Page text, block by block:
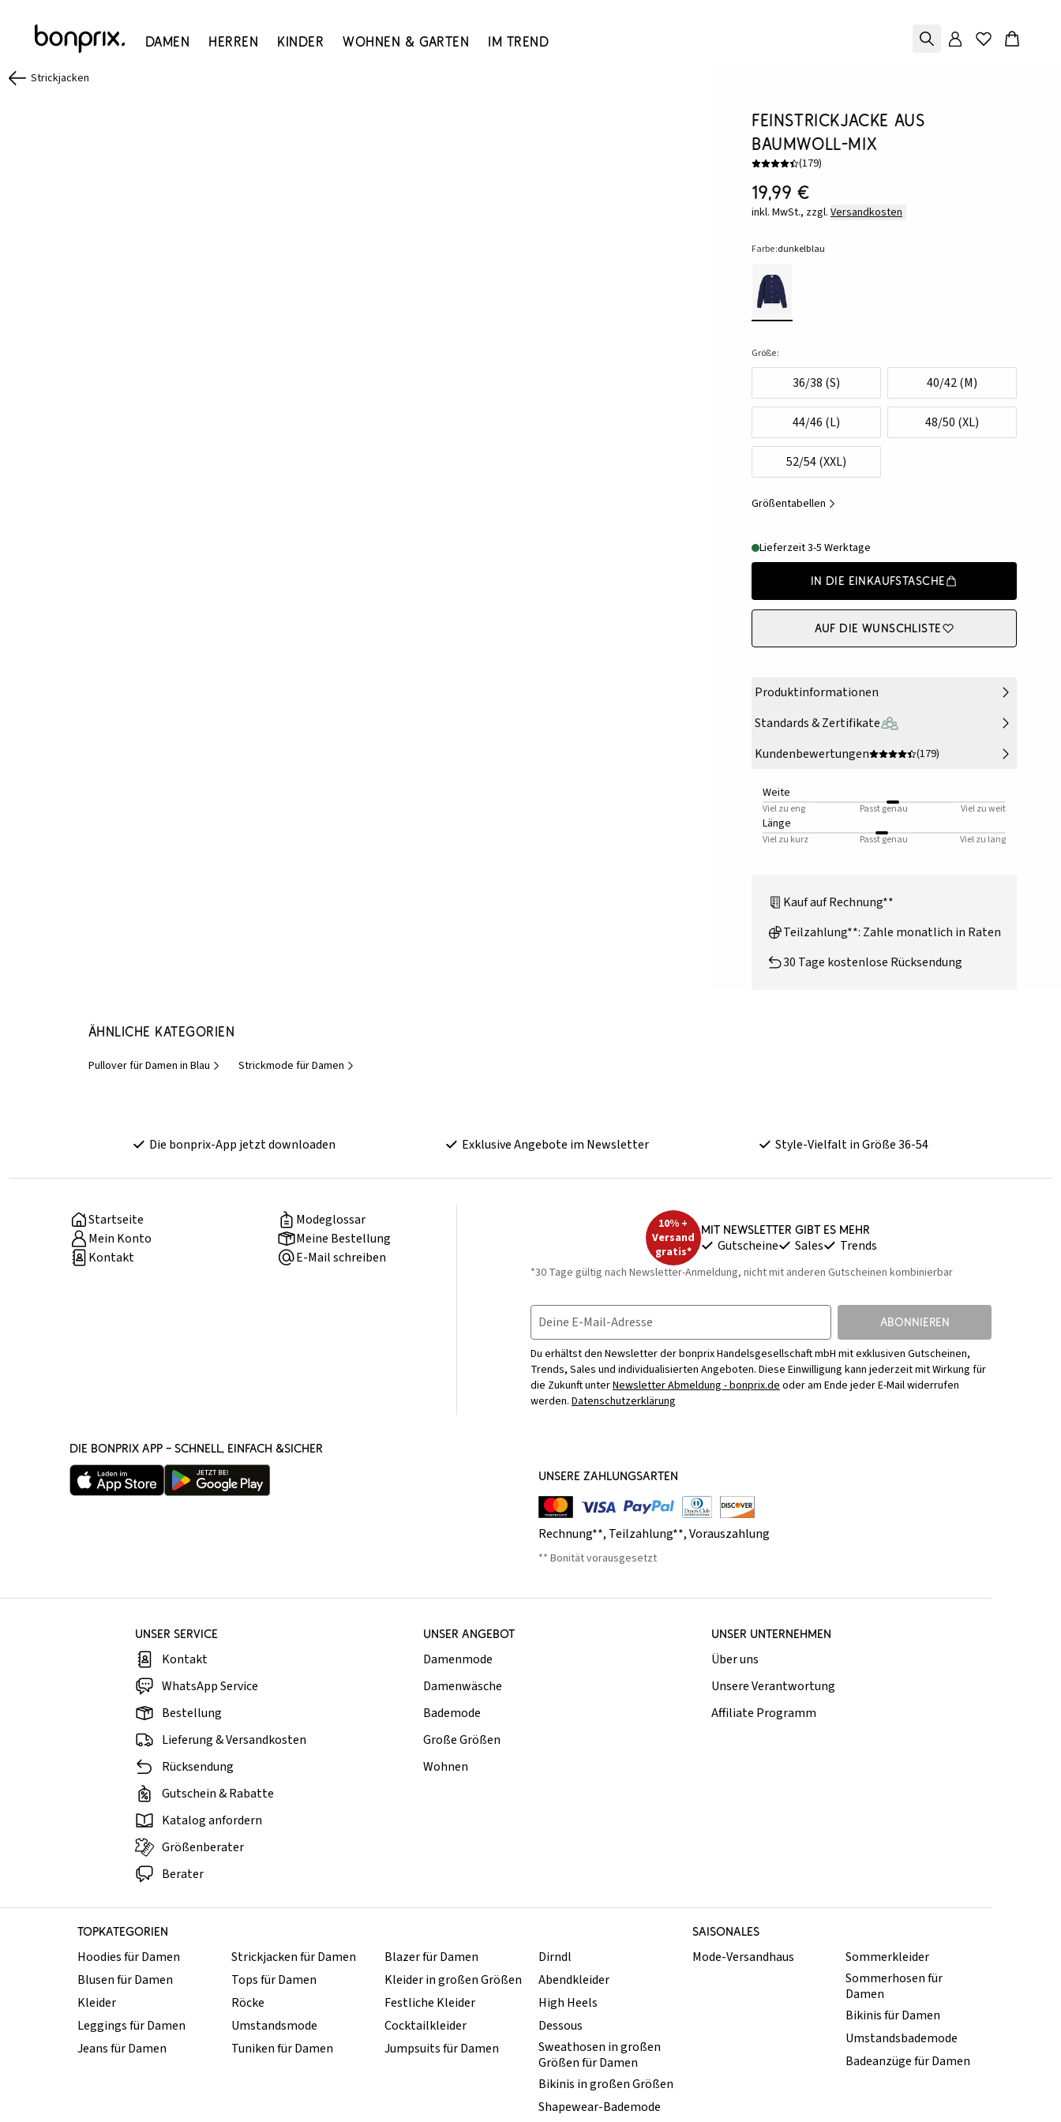
Damen Herren Kinder Wohnen & Garten Im Trend
Strickjacken
Feinstrickjacke aus
Baumwoll-Mix
(179)
19,99 €
inkl. MwSt., zzgl. Versandkosten
Farbe:dunkelblau
Größe:
36/38 (S) 40/42 (M)
44/46 (L) 48/50 (XL)
52/54 (XXL)
Größentabellen
Lieferzeit 3-5 Werktage
In die Einkaufstasche
Auf die Wunschliste
Produktinformationen
Standards & Zertifikate
Kundenbewertungen
(179)
Weite
Viel zu eng Passt genau Viel zu weit
Länge
Viel zu kurz Passt genau Viel zu lang
Kauf auf Rechnung**
Teilzahlung**: Zahle monatlich in Raten
30 Tage kostenlose Rücksendung
Ähnliche Kategorien
Pullover für Damen in Blau Strickmode für Damen
Die bonprix-App jetzt downloaden Exklusive Angebote im Newsletter Style-Vielfalt in Größe 36-54
Startseite
Modeglossar
Mein Konto
Meine Bestellung
Kontakt
E-Mail schreiben
10% +
Versand
gratis*
Mit Newsletter gibt es mehr
Gutscheine Sales Trends
*30 Tage gültig nach Newsletter-Anmeldung, nicht mit anderen Gutscheinen kombinierbar
Deine E-Mail-Adresse ABONNIEREN
Du erhältst den Newsletter der bonprix Handelsgesellschaft mbH mit exklusiven Gutscheinen,
Trends, Sales und individualisierten Angeboten. Diese Einwilligung kann jederzeit mit Wirkung für
die Zukunft unterNewsletter Abmeldung - bonprix.deoder am Ende jeder E-Mail widerrufen
werden. Datenschutzerklärung
DIE BONPRIX APP – SCHNELL, EINFACH &SICHER
UNSERE ZAHLUNGSARTEN
Rechnung**, Teilzahlung**,Vorauszahlung
** Bonität vorausgesetzt
UNSER SERVICE
Kontakt
WhatsApp Service
Bestellung
Lieferung & Versandkosten
Rücksendung
Gutschein & Rabatte
Katalog anfordern
Größenberater
Berater
UNSER ANGEBOT
Damenmode
Damenwäsche
Bademode
Große Größen
Wohnen
UNSER UNTERNEHMEN
Über uns
Unsere Verantwortung
Affiliate Programm
TOPKATEGORIEN SAISONALES
Hoodies für Damen
Blusen für Damen
Kleider
Leggings für Damen
Jeans für Damen
Strickjacken für Damen
Tops für Damen
Röcke
Umstandsmode
Tuniken für Damen
Blazer für Damen
Kleider in großen Größen
Festliche Kleider
Cocktailkleider
Jumpsuits für Damen
Dirndl
Abendkleider
High Heels
Dessous
Sweathosen in großen
Größen für Damen
Mode-Versandhaus
Sommerkleider
Sommerhosen für
Damen
Bikinis für Damen
Umstandsbademode
Badeanzüge für Damen
Bikinis in großen Größen
Shapewear-Bademode